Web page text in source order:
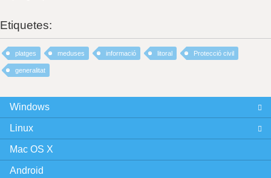
Etiquetes:
platges meduses informació litoral Protecció civil
generalitat
Windows
Linux
Mac OS X
Android